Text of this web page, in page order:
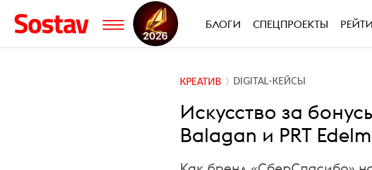
БЛОГИ СПЕЦПРОЕКТЫ
КРЕАТИВ DIGITAL-КЕЙСЫ
Искусство за
Balagan и PRT